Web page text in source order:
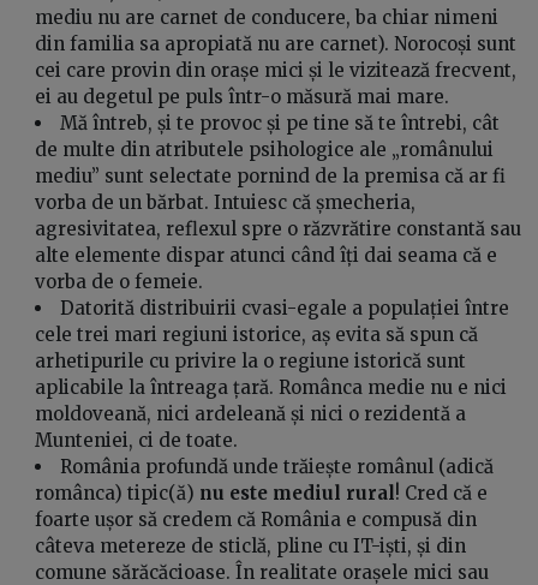
mediu nu are carnet de conducere, ba chiar nimeni
din familia sa apropiată nu are carnet). Norocoși sunt
cei care provin din orașe mici și le vizitează frecvent,
ei au degetul pe puls într-o măsură mai mare.
Mă întreb, și te provoc și pe tine să te întrebi, cât
de multe din atributele psihologice ale „românului
mediu” sunt selectate pornind de la premisa că ar fi
vorba de un bărbat. Intuiesc că șmecheria,
agresivitatea, reflexul spre o răzvrătire constantă sau
alte elemente dispar atunci când îți dai seama că e
vorba de o femeie.
Datorită distribuirii cvasi-egale a populației între
cele trei mari regiuni istorice, aș evita să spun că
arhetipurile cu privire la o regiune istorică sunt
aplicabile la întreaga țară. Românca medie nu e nici
moldoveană, nici ardeleană și nici o rezidentă a
Munteniei, ci de toate.
România profundă unde trăiește românul (adică
românca) tipic(ă) nu este mediul rural ! Cred că e
foarte ușor să credem că România e compusă din
câteva metereze de sticlă, pline cu IT-iști, și din
comune sărăcăcioase. În realitate orașele mici sau